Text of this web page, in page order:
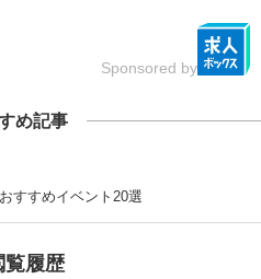
Sponsored by
め記事
すすめイベント20選
覧履歴